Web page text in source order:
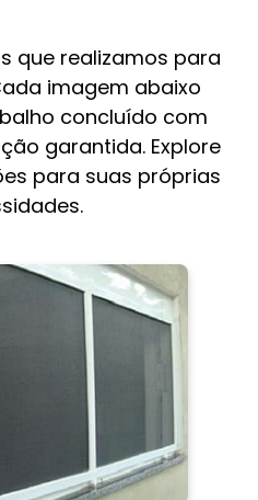
que realizamos para
imagem abaixo
concluído com
garantida. Explore
para suas próprias